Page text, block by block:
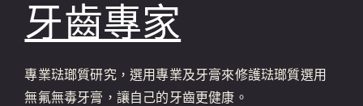
牙齒專家
專業琺瑯質研究，選用專業及牙膏來修護琺瑯質選用
無氟無毒牙膏，讓自己的牙齒更健康。